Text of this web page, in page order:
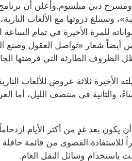
ومسرح دبي ميلينيوم.وأعلن أن
وسيبلغ ذروتها مع الألعاب
للمرة الأخيرة في تمام الساعة
أيضاً شعار «تواصل العقول وصنع
الظروف الطارئة التي فرضتها
الأخيرة ثلاثة عروض للألعاب
والثانية في منتصف الليل، أما
يكون بعد غدٍ من أكثر الأيام
القصوى من قائمة حافلة
باستخدام وسائل النقل العام.